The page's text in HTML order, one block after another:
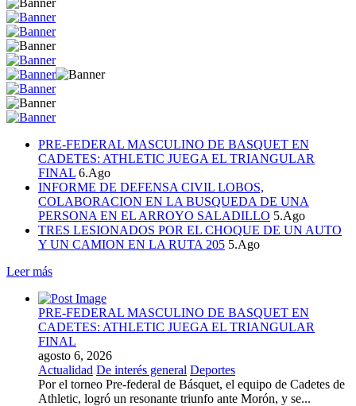
PRE-FEDERAL MASCULINO DE BASQUET EN
CADETES: ATHLETIC JUEGA EL TRIANGULAR
FINAL 6.Ago
INFORME DE DEFENSA CIVIL LOBOS,
COLABORACION EN LA BUSQUEDA DE UNA
PERSONA EN EL ARROYO SALADILLO 5.Ago
TRES LESIONADOS POR EL CHOQUE DE UN AUTO
Y UN CAMION EN LA RUTA 205 5.Ago
Leer más
PRE-FEDERAL MASCULINO DE BASQUET EN
CADETES: ATHLETIC JUEGA EL TRIANGULAR
FINAL
agosto 6, 2026
Actualidad De interés general Deportes
Por el torneo Pre-federal de Básquet, el equipo de Cadetes de
Athletic, logró un resonante triunfo ante Morón, y se...